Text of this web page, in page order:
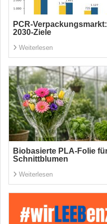
PCR-
2030-Ziele
Weiterlesen
Biobasierte PLA-Folie
Schnittblumen
Weiterlesen